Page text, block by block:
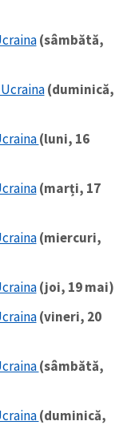
(sâmbătă,
(duminică,
(luni, 16
(marți, 17
(miercuri,
(joi, 19 mai)
(vineri, 20
(sâmbătă,
(duminică,